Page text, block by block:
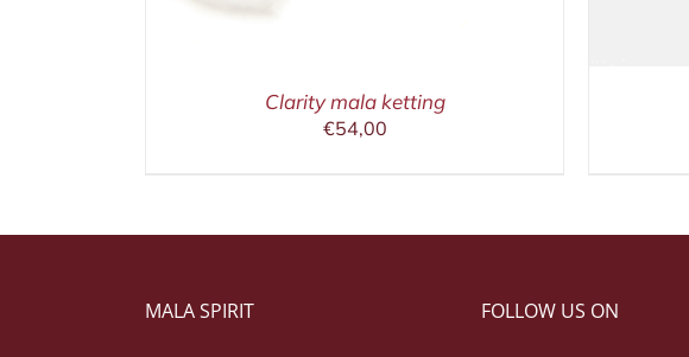
Clarity mala ketting
€54,00
MALA SPIRIT FOLLOW US ON